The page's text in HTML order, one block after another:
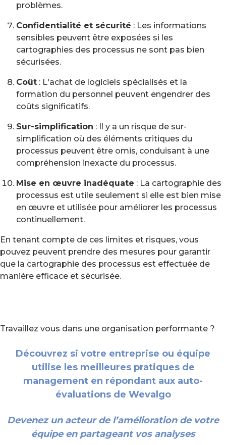
problèmes.
Confidentialité et sécurité : Les informations
sensibles peuvent être exposées si les
cartographies des processus ne sont pas bien
sécurisées.
Coût : L'achat de logiciels spécialisés et la
formation du personnel peuvent engendrer des
coûts significatifs.
Sur-simplification : Il y a un risque de sur-
simplification où des éléments critiques du
processus peuvent être omis, conduisant à une
compréhension inexacte du processus.
Mise en œuvre inadéquate : La cartographie des
processus est utile seulement si elle est bien mise
en œuvre et utilisée pour améliorer les processus
continuellement.
En tenant compte de ces limites et risques, vous
pouvez peuvent prendre des mesures pour garantir
que la cartographie des processus est effectuée de
manière efficace et sécurisée.
Travaillez vous dans une organisation performante ?
Découvrez si votre entreprise ou équipe
utilise les meilleures pratiques de
management en répondant aux auto-
évaluations de Wevalgo
Devenez un acteur de l’amélioration de votre
équipe en partageant vos analyses